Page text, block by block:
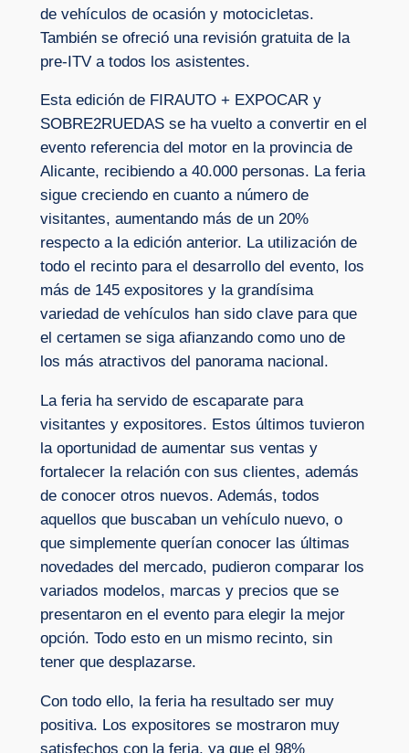
de vehículos de ocasión y motocicletas.
También se ofreció una revisión gratuita de la
pre-ITV a todos los asistentes.
Esta edición de FIRAUTO + EXPOCAR y
SOBRE2RUEDAS se ha vuelto a convertir en el
evento referencia del motor en la provincia de
Alicante, recibiendo a 40.000 personas. La feria
sigue creciendo en cuanto a número de
visitantes, aumentando más de un 20%
respecto a la edición anterior. La utilización de
todo el recinto para el desarrollo del evento, los
más de 145 expositores y la grandísima
variedad de vehículos han sido clave para que
el certamen se siga afianzando como uno de
los más atractivos del panorama nacional.
La feria ha servido de escaparate para
visitantes y expositores. Estos últimos tuvieron
la oportunidad de aumentar sus ventas y
fortalecer la relación con sus clientes, además
de conocer otros nuevos. Además, todos
aquellos que buscaban un vehículo nuevo, o
que simplemente querían conocer las últimas
novedades del mercado, pudieron comparar los
variados modelos, marcas y precios que se
presentaron en el evento para elegir la mejor
opción. Todo esto en un mismo recinto, sin
tener que desplazarse.
Con todo ello, la feria ha resultado ser muy
positiva. Los expositores se mostraron muy
satisfechos con la feria, ya que el 98%